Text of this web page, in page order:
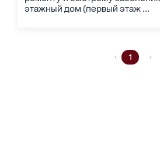
этажный дом (первый этаж ...
1